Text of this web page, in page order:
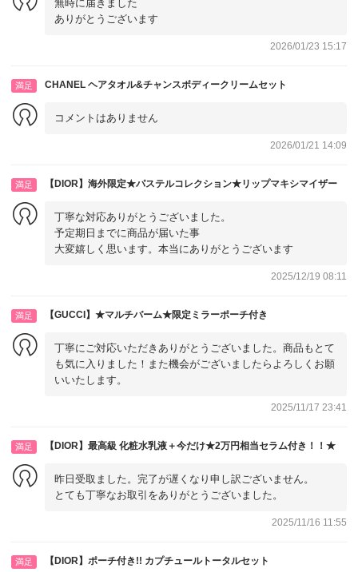
無時に届きました
ありがとうございます
2026/01/23 15:17
満足 CHANEL ヘアタオル&チャンスボディークリームセット
コメントはありません
2026/01/21 14:09
満足 【DIOR】海外限定★パステルコレクション★リップマキシマイザー
丁寧な対応ありがとうございました。
予定期日までに商品が届いた事
大変嬉しく思います。本当にありがとうございます
2025/12/19 08:11
満足 【GUCCI】★マルチバーム★限定ミラーポーチ付き
丁寧にご対応いただきありがとうございました。商品もとて
も気に入りました！また機会がございましたらよろしくお願
いいたします。
2025/11/17 23:41
満足 【DIOR】最高級 化粧水乳液＋今だけ★2万円相当セラム付き！！★
昨日受取ました。完了が遅くなり申し訳ございません。
とても丁寧なお取引をありがとうございました。
2025/11/16 11:55
満足 【DIOR】ポーチ付き!! カプチュールトータルセット